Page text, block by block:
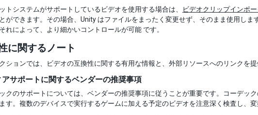
トシステムがサポートしているビデオを使用する場合は、 ビデオクリップインポ
ができます。その場合、Unity はファイルをまったく変更せず、そのまま使用し
れによって、より細かいコントロールが可能 です。
に関するノート
ションでは、ビデオの互換性に関する有用な情報と、外部リソースへのリンクを提
アサポートに関するベンダーの推奨事項
クのサポートについては、ベンダーの推奨事項に従うことが重要です。コーデッ
す。複数のデバイスで実行するゲームに加える予定のビデオを注意深く検査し、